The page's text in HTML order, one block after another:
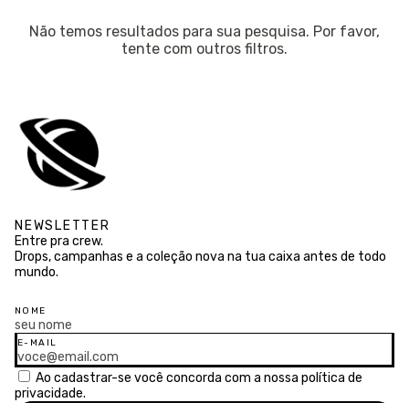
Lançamentos
Linhas
Não temos resultados para sua pesquisa. Por favor,
tente com outros filtros.
NEWSLETTER
Entre pra crew.
Drops, campanhas e a coleção nova na tua caixa antes de todo
mundo.
NOME
E-MAIL
Ao cadastrar-se você concorda com a nossa política de
privacidade.